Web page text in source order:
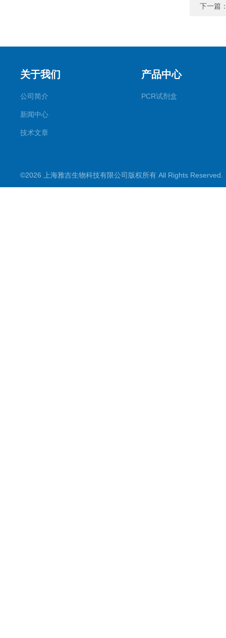
下一篇
关于我们
公司简介
新闻中心
技术文章
产品中心
PCR试剂盒
©2026 上海雅吉生物科技有限公司版权所有 All Rights